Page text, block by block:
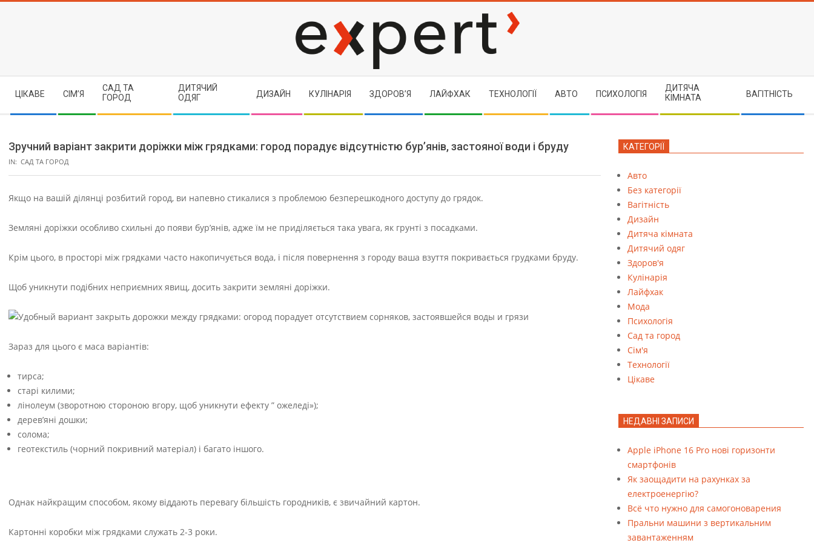
EXPERT
Navigation
Menu
ЦІКАВЕ СІМ’Я
САД ТА
ГОРОД
ДИТЯЧИЙ
ОДЯГ
ДИЗАЙН КУЛІНАРІЯ ЗДОРОВ’Я ЛАЙФХАК ТЕХНОЛОГІЇ АВТО ПСИХОЛОГІЯ
ДИТЯЧА
КІМНАТА
ВАГІТНІСТЬ
Зручний варіант закрити доріжки між грядками: город порадує відсутністю бур’янів, застояної води і бруду
IN: САД ТА ГОРОД
Якщо на вашій ділянці розбитий город, ви напевно стикалися з проблемою безперешкодного доступу до грядок.
Земляні доріжки особливо схильні до появи бур’янів, адже їм не приділяється така увага, як грунті з посадками.
Крім цього, в просторі між грядками часто накопичується вода, і після повернення з городу ваша взуття покривається грудками бруду.
Щоб уникнути подібних неприємних явищ, досить закрити земляні доріжки.
Зараз для цього є маса варіантів:
тирса;
старі килими;
лінолеум (зворотною стороною вгору, щоб уникнути ефекту ” ожеледі»);
дерев’яні дошки;
солома;
геотекстиль (чорний покривний матеріал) і багато іншого.
Однак найкращим способом, якому віддають перевагу більшість городників, є звичайний картон.
Картонні коробки між грядками служать 2-3 роки.
КАТЕГОРІЇ
Авто
Без категорії
Вагітність
Дизайн
Дитяча кімната
Дитячий одяг
Здоров'я
Кулінарія
Лайфхак
Мода
Психологія
Сад та город
Сім'я
Технології
Цікаве
НЕДАВНІ ЗАПИСИ
Apple iPhone 16 Pro нові горизонти
смартфонів
Як заощадити на рахунках за
електроенергію?
Всё что нужно для самогоноварения
Пральни машини з вертикальним
завантаженням